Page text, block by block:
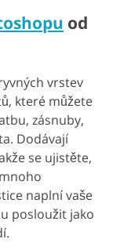
od
vrstev
které můžete
zásnuby,
Dodávají
se ujistěte,
naplní vaše
posloužit jako